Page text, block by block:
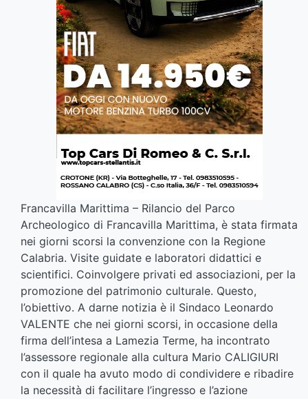
Francavilla Marittima – Rilancio del Parco
Archeologico di Francavilla Marittima, è stata firmata
nei giorni scorsi la convenzione con la Regione
Calabria. Visite guidate e laboratori didattici e
scientifici. Coinvolgere privati ed associazioni, per la
promozione del patrimonio culturale. Questo,
l’obiettivo. A darne notizia è il Sindaco Leonardo
VALENTE che nei giorni scorsi, in occasione della
firma dell’intesa a Lamezia Terme, ha incontrato
l’assessore regionale alla cultura Mario CALIGIURI
con il quale ha avuto modo di condividere e ribadire
la necessità di facilitare l’ingresso e l’azione